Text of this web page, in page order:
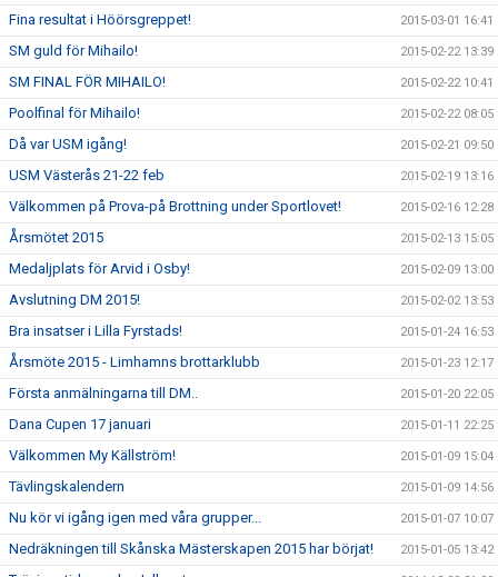
Fina resultat i Höörsgreppet! 2015-03-01 16:41
SM guld för Mihailo! 2015-02-22 13:39
SM FINAL FÖR MIHAILO! 2015-02-22 10:41
Poolfinal för Mihailo! 2015-02-22 08:05
Då var USM igång! 2015-02-21 09:50
USM Västerås 21-22 feb 2015-02-19 13:16
Välkommen på Prova-på Brottning under Sportlovet! 2015-02-16 12:28
Årsmötet 2015 2015-02-13 15:05
Medaljplats för Arvid i Osby! 2015-02-09 13:00
Avslutning DM 2015! 2015-02-02 13:53
Bra insatser i Lilla Fyrstads! 2015-01-24 16:53
Årsmöte 2015 - Limhamns brottarklubb 2015-01-23 12:17
Första anmälningarna till DM.. 2015-01-20 22:05
Dana Cupen 17 januari 2015-01-11 22:25
Välkommen My Källström! 2015-01-09 15:04
Tävlingskalendern 2015-01-09 14:56
Nu kör vi igång igen med våra grupper... 2015-01-07 10:07
Nedräkningen till Skånska Mästerskapen 2015 har börjat! 2015-01-05 13:42